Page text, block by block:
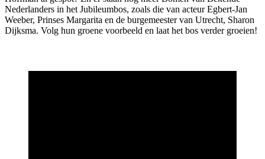
Nederlanders in het Jubileumbos, zoals die van acteur Egbert-Jan
Weeber, Prinses Margarita en de burgemeester van Utrecht, Sharon
Dijksma. Volg hun groene voorbeeld en laat het bos verder groeien!